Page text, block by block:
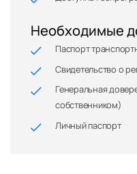
Необходимые
Паспорт
Свидетельство о
Генеральная
собственником)
Личный паспорт